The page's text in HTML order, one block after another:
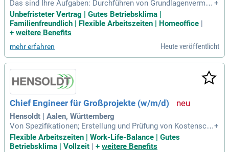
Das sind Ihre Aufgaben: Durchführen von Grundlagenvermes
sungen im Höhenfestpunktfeld als Basis für kommunale Pla
nungs- und Bauvorhaben; Qualitätssicherung, Überprüfung u
nd Kalibrierung geodätischer Sensoren wie Tachymeter, GN
+
Unbefristeter Vertrag | Gutes Betriebsklima |
Familienfreundlich | Flexible Arbeitszeiten | Homeoffice |
+ weitere Benefits
mehr erfahren Heute veröffentlicht
Chief Engineer für Großprojekte (w/m/d)
Hensoldt | Aalen, Württemberg
Von Spezifikationen; Erstellung und Prüfung von Kostensch
ätzungen; Definition entsprechender Angebotspakete zur An
gebotserstellung für die Entwicklung von Systemlösungen i
+
Flexible Arbeitszeiten | Work-Life-Balance | Gutes
Betriebsklima | Vollzeit
+ weitere Benefits